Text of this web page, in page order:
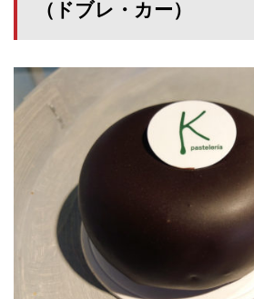
（ドブレ・カー）